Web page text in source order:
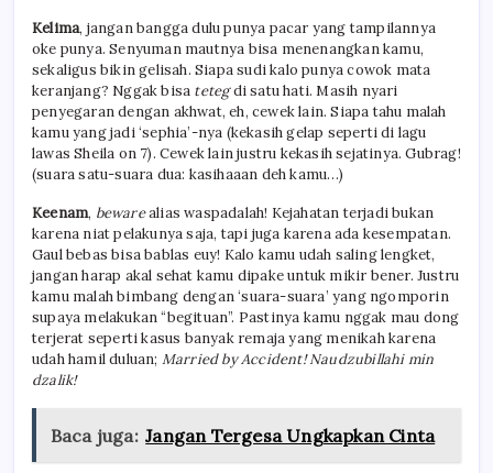
Kelima, jangan bangga dulu punya pacar yang tampilannya
oke punya. Senyuman mautnya bisa menenangkan kamu,
sekaligus bikin gelisah. Siapa sudi kalo punya cowok mata
keranjang? Nggak bisa tetegdi satu hati. Masih nyari
penyegaran dengan akhwat, eh, cewek lain. Siapa tahu malah
kamu yang jadi ‘sephia’-nya (kekasih gelap seperti di lagu
lawas Sheila on 7). Cewek lain justru kekasih sejatinya. Gubrag!
(suara satu-suara dua: kasihaaan deh kamu…)
Keenam, bewarealias waspadalah! Kejahatan terjadi bukan
karena niat pelakunya saja, tapi juga karena ada kesempatan.
Gaul bebas bisa bablas euy! Kalo kamu udah saling lengket,
jangan harap akal sehat kamu dipake untuk mikir bener. Justru
kamu malah bimbang dengan ‘suara-suara’ yang ngomporin
supaya melakukan “begituan”. Pastinya kamu nggak mau dong
terjerat seperti kasus banyak remaja yang menikah karena
udah hamil duluan; Married by Accident! Naudzubillahi min
dzalik!
Baca juga: Jangan Tergesa Ungkapkan Cinta